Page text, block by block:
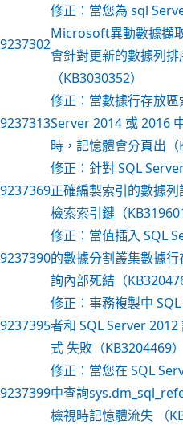
9237302
修正：當您為 sql
Microsoft異動數據擷
會針對更新的數據列排
（KB3030352）
9237313
修正：當數據行存放區
Server 2014 或 2016
時，記憶體會分頁出（
9237369
修正：針對 SQL
正確編製索引的數據
檢索索引鍵（
9237390
修正：當值插入 SQL
的數據分割叢集數據
詢內部死結（
9237395
修正：事務複製中
者和 SQL Server
式 失敗（KB3204469）
9237399
修正：當您在 SQL
中查詢
檢視時記憶體流失 （